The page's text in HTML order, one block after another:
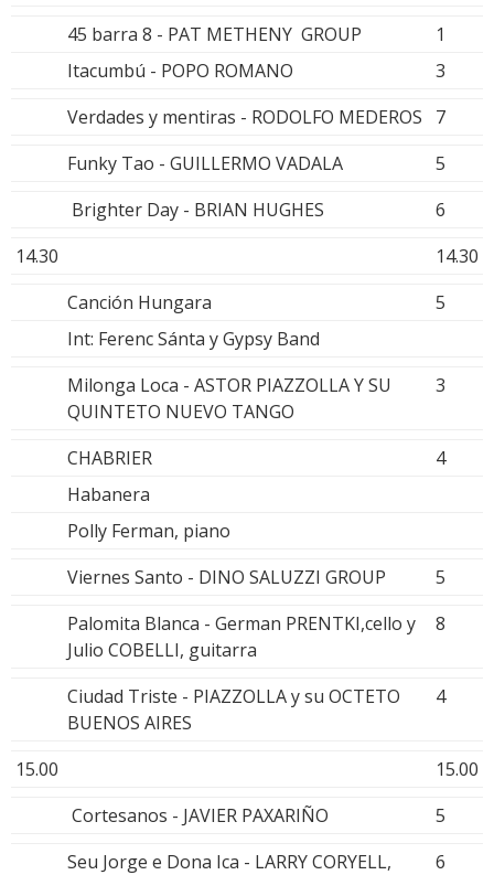
45 barra 8 - PAT METHENY GROUP
1
Itacumbú - POPO ROMANO
3
Verdades y mentiras - RODOLFO MEDEROS
7
Funky Tao - GUILLERMO VADALA
5
Brighter Day - BRIAN HUGHES
6
14.30
14.30
Canción Hungara
5
Int: Ferenc Sánta y Gypsy Band
Milonga Loca - ASTOR PIAZZOLLA Y SU
QUINTETO NUEVO TANGO
3
CHABRIER
4
Habanera
Polly Ferman, piano
Viernes Santo - DINO SALUZZI GROUP
5
Palomita Blanca - German PRENTKI,cello y
Julio COBELLI, guitarra
8
Ciudad Triste - PIAZZOLLA y su OCTETO
BUENOS AIRES
4
15.00
15.00
Cortesanos - JAVIER PAXARIÑO
5
Seu Jorge e Dona Ica - LARRY CORYELL,
6